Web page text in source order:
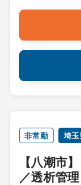
非常勤 埼玉
【八潮市
／透析管理